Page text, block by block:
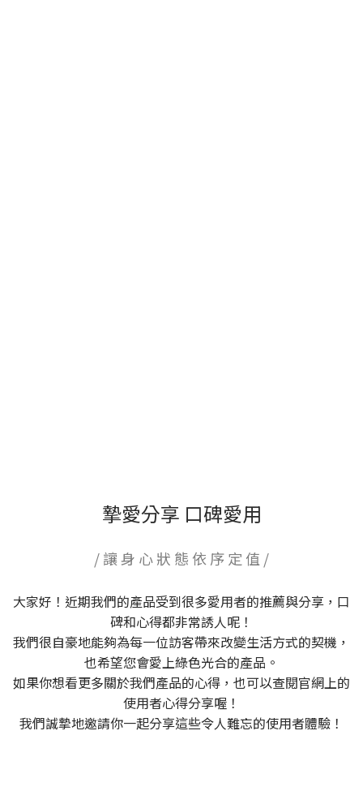
摯愛分享 口碑愛用
/ 讓 身 心 狀 態 依 序 定 值 /
大家好！近期我們的產品受到很多愛用者的推薦與分享，口
碑和心得都非常誘人呢！
我們很自豪地能夠為每一位訪客帶來改變生活方式的契機，
也希望您會愛上綠色光合的產品。
如果你想看更多關於我們產品的心得，也可以查閱官網上的
使用者心得分享喔！
我們誠摯地邀請你一起分享這些令人難忘的使用者體驗！